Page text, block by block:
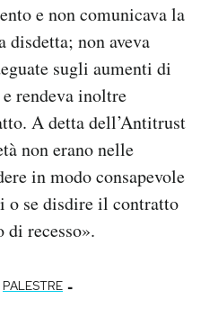
e non comunicava la
disdetta; non aveva
sugli aumenti di
rendeva inoltre
A detta dell’Antitrust
non erano nelle
in modo consapevole
o se disdire il contratto
recesso».
PALESTRE -